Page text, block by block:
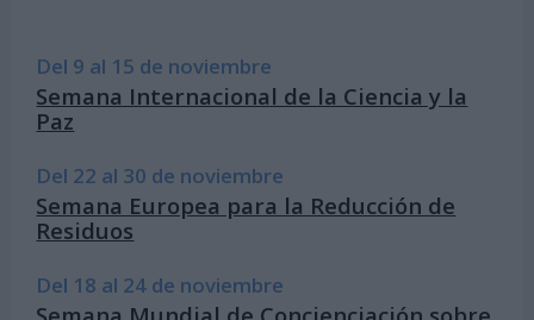
Del 9 al 15 de noviembre
Semana Internacional de la Ciencia y la
Paz
Del 22 al 30 de noviembre
Semana Europea para la Reducción de
Residuos
Del 18 al 24 de noviembre